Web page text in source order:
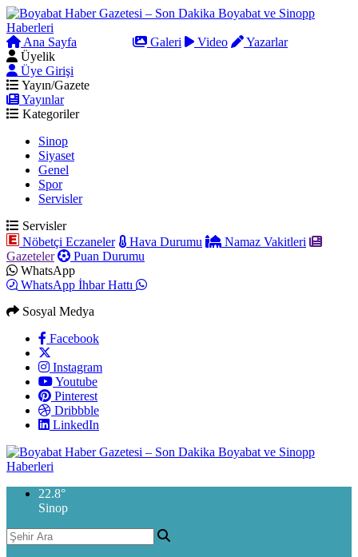
Ana Sayfa Galeri Video
Yazarlar
Üyelik
Üye Girişi
Yayın/Gazete
Yayınlar
Kategoriler
Sinop
Siyaset
Genel
Spor
Servisler
Servisler
Nöbetçi Eczaneler
Hava Durumu
Namaz Vakitleri
Gazeteler
Puan Durumu
WhatsApp
WhatsApp İhbar Hattı
Sosyal Medya
Facebook
Instagram
Youtube
Pinterest
Dribbble
LinkedIn
22.8°
Sinop